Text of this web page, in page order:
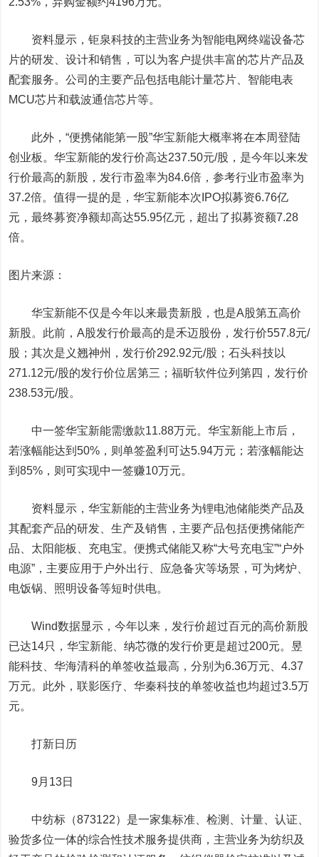
资料显示，钜泉科技的主营业务为智能电网终端设备芯
片的研发、设计和销售，可以为客户提供丰富的芯片产品及
配套服务。公司的主要产品包括电能计量芯片、智能电表
MCU芯片和载波通信芯片等。
此外，“便携储能第一股”华宝新能大概率将在本周登陆
创业板。华宝新能的发行价高达237.50元/股，是今年以来发
行价最高的新股， 发行市盈率为84.6倍，参考行业市盈率为
37.2倍。值得一提的是，华宝新能本次IPO拟募资6.76亿
元，最终募资净额却高达55.95亿元，超出了拟募资额7.28
倍。
图片来源：
华宝新能不仅是今年以来最贵新股，也是A股第五高价
新股。 此前，A股发行价最高的是禾迈股份 ，发行价557.8元/
股；其次是 义翘神州 ，发行价292.92元/股；石头科技以
271.12元/股的发行价位居第三；福昕软件位列第四，发行价
238.53元/股。
中一签华宝新能需缴款11.88万元。华宝新能上市后，
若涨幅能达到50%，则单签盈利可达5.94万元；若涨幅能达
到85%，则可实现中一签赚10万元。
资料显示，华宝新能的主营业务为锂电池储能类产品及
其配套产品的研发、生产及销售，主要产品包括便携储能产
品、 太阳能板、充电宝。便携式储能又称“大号充电宝”“户外
电源”，主要应用于户外出行、应急备灾等场景，可为烤炉、
电饭锅、照明设备等短时供电。
Wind数据显示，今年以来，发行价超过百元的高价新股
已达14只，华宝新能、纳芯微的发行价更是超过200元。 昱
能科技 、华海清科的单签收益最高，分别为6.36万元、4.37
万元。此外，联影医疗 、华秦科技的单签收益也均超过3.5万
元。
打新日历
9月13日
中纺标 （873122）是一家集标准、检测、计量、认证、
验货多位一体的综合性技术服务提供商，主营业务为纺织及